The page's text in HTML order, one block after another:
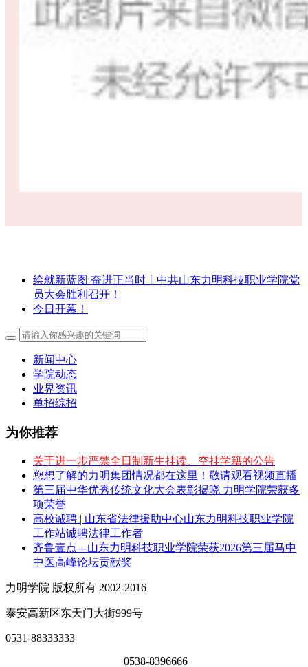
绘就新蓝图 奋进正当时丨中共山东力明科技职业学院党
员大会胜利召开！
今日开幕！
新闻中心
学院动态
业界资讯
单招综招
为你推荐
关于进一步严禁全日制新生挂读、空挂学籍的公告
您想了解的力明集团情况都在这里！敬请观看视频直播
第三届中华优秀传统文化大会表彰揭晓 力明学院荣获多
项荣誉
高校诚聘 | 山东省法律援助中心山东力明科技职业学院
工作站诚聘法律工作者
齐鲁壹点---山东力明科技职业学院荣获2026第三届马中
中医高峰论坛贡献奖
力明学院 版权所有 2002-2016
泰安高新区东天门大街999号
0531-88333333
0538-8396666